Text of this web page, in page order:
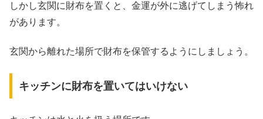
しかし玄関に財布を置くと、金運が外に逃げてしまう怖れ
があります。
玄関から離れた場所で財布を保管するようにしましょう。
​​キッチンに財布を置いてはいけない